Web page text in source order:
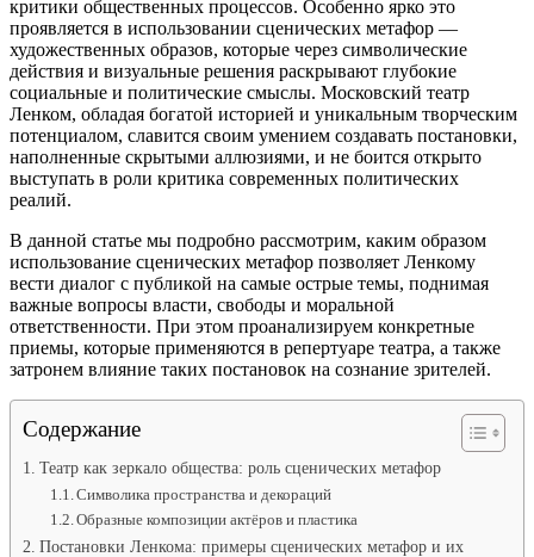
критики общественных процессов. Особенно ярко это
проявляется в использовании сценических метафор —
художественных образов, которые через символические
действия и визуальные решения раскрывают глубокие
социальные и политические смыслы. Московский театр
Ленком, обладая богатой историей и уникальным творческим
потенциалом, славится своим умением создавать постановки,
наполненные скрытыми аллюзиями, и не боится открыто
выступать в роли критика современных политических
реалий.
В данной статье мы подробно рассмотрим, каким образом
использование сценических метафор позволяет Ленкому
вести диалог с публикой на самые острые темы, поднимая
важные вопросы власти, свободы и моральной
ответственности. При этом проанализируем конкретные
приемы, которые применяются в репертуаре театра, а также
затронем влияние таких постановок на сознание зрителей.
Содержание
Театр как зеркало общества: роль сценических метафор
Символика пространства и декораций
Образные композиции актёров и пластика
Постановки Ленкома: примеры сценических метафор и их